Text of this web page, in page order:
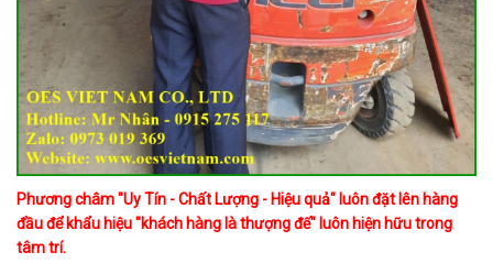
Phương châm "Uy Tín - Chất Lượng - Hiệu quả" luôn đặt lên hàng
đầu để khẩu hiệu "khách hàng là thượng đế" luôn hiện hữu trong
tâm trí.